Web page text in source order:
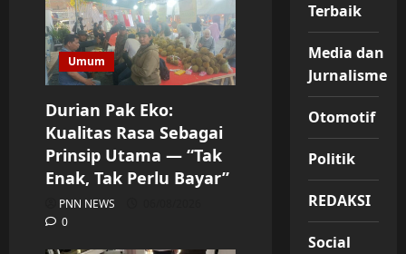
Umum
Durian Pak Eko:
Kualitas Rasa Sebagai
Prinsip Utama — “Tak
Enak, Tak Perlu Bayar”
PNN NEWS
0
Terbaik
Media dan
Jurnalisme
Otomotif
Politik
REDAKSI
Social